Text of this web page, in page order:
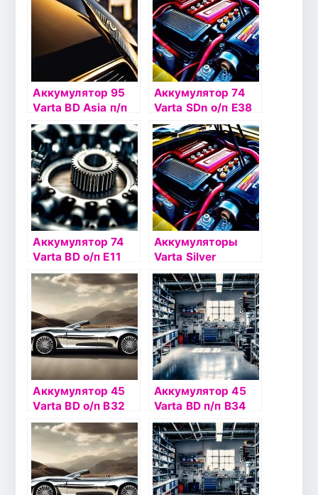
Аккумулятор 95
Varta BD Asia п/п
G8 (595 405)
Аккумулятор 74
Varta SDn о/п Е38
(574 402)
Аккумулятор 74
Varta BD о/п Е11
(574 012)
Аккумуляторы
Varta Silver
Dynamic
Аккумулятор 45
Varta BD о/п B32
(545 156)
Аккумулятор 45
Varta BD п/п B34
(545 158)